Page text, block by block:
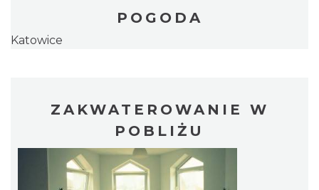
POGODA
Katowice
ZAKWATEROWANIE W
POBLIŻU